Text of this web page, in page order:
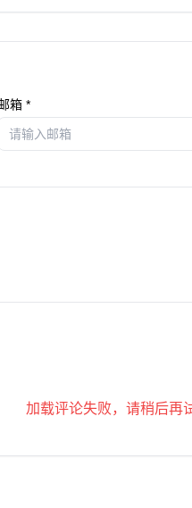
箱 *
加载评论失败，请稍后再